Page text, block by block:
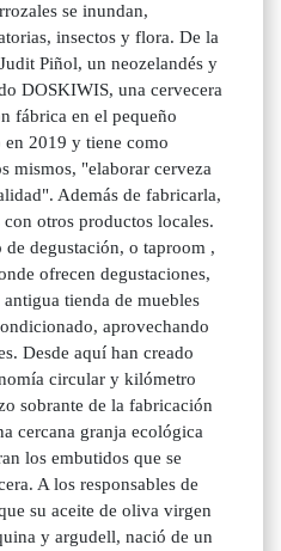
se inundan,
insectos y flora. De la
Piñol, un neozelandés y
DOSKIWIS, una cervecera
fábrica en el pequeño
2019 y tiene como
mismos, "elaborar cerveza
Además de fabricarla,
otros productos locales.
de degustación, o taproom ,
ofrecen degustaciones,
tienda de muebles
aprovechando
Desde aquí han creado
circular y kilómetro
sobrante de la fabricación
cercana granja ecológica
los embutidos que se
A los responsables de
su aceite de oliva virgen
y argudell, nació de un